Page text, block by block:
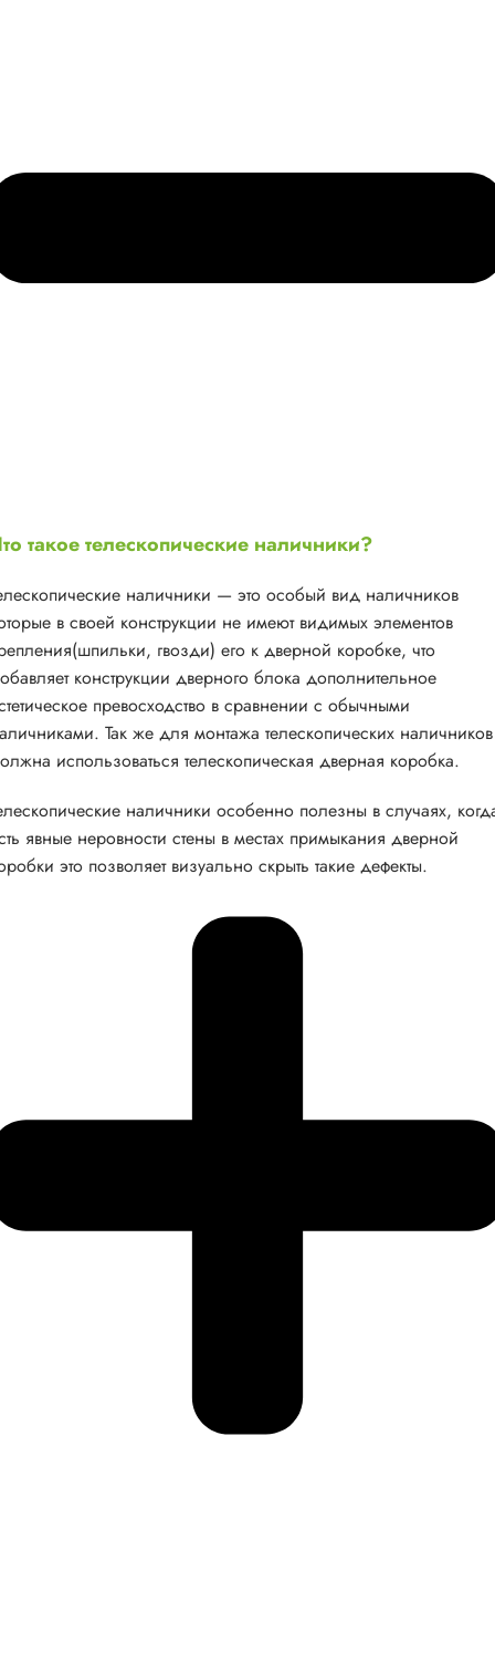
такое телескопические наличники?
наличники — это особый вид наличников
в своей конструкции не имеют видимых элементов
гвозди) его к дверной коробке, что
конструкции дверного блока дополнительное
превосходство в сравнении с обычными
Так же для монтажа телескопических наличников
использоваться телескопическая дверная коробка.
наличники особенно полезны в случаях,
явные неровности стены в местах примыкания дверной
это позволяет визуально скрыть такие дефекты.